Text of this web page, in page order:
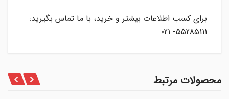
برای کسب اطلاعات بیشتر و خرید، با ما تماس بگیرید:
55285111- 021
محصولات مرتبط